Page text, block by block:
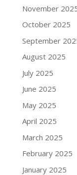
November
October 2025
September
August 2025
July 2025
June 2025
May 2025
April 2025
March 2025
February 2025
January 2025